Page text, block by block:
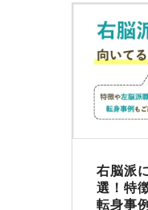
右脳派
選！特
転身事